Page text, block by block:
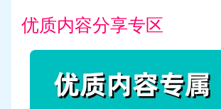
优质内容分享专区